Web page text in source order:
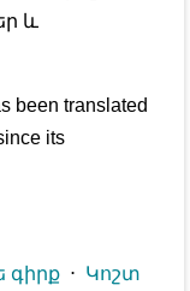
և
been translated
its
գիրք ⋅ Կոշտ